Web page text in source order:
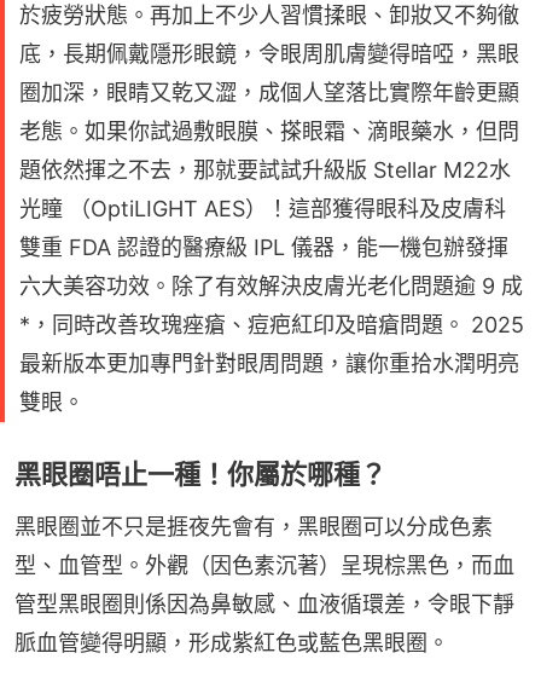
於疲勞狀態。再加上不少人習慣揉眼、卸妝又不夠徹
底，長期佩戴隱形眼鏡，令眼周肌膚變得暗啞，黑眼
圈加深，眼睛又乾又澀，成個人望落比實際年齡更顯
老態。如果你試過敷眼膜、搽眼霜、滴眼藥水，但問
題依然揮之不去，那就要試試升級版 Stellar M22水
光瞳 （OptiLIGHT AES）！這部獲得眼科及皮膚科
雙重 FDA 認證的醫療級 IPL 儀器，能一機包辦發揮
六大美容功效。除了有效解決皮膚光老化問題逾 9 成
*，同時改善玫瑰痤瘡、痘疤紅印及暗瘡問題。 2025
最新版本更加專門針對眼周問題，讓你重拾水潤明亮
雙眼。
黑眼圈唔止一種！你屬於哪種？
黑眼圈並不只是捱夜先會有，黑眼圈可以分成色素
型、血管型。外觀（因色素沉著）呈現棕黑色，而血
管型黑眼圈則係因為鼻敏感、血液循環差，令眼下靜
脈血管變得明顯，形成紫紅色或藍色黑眼圈。